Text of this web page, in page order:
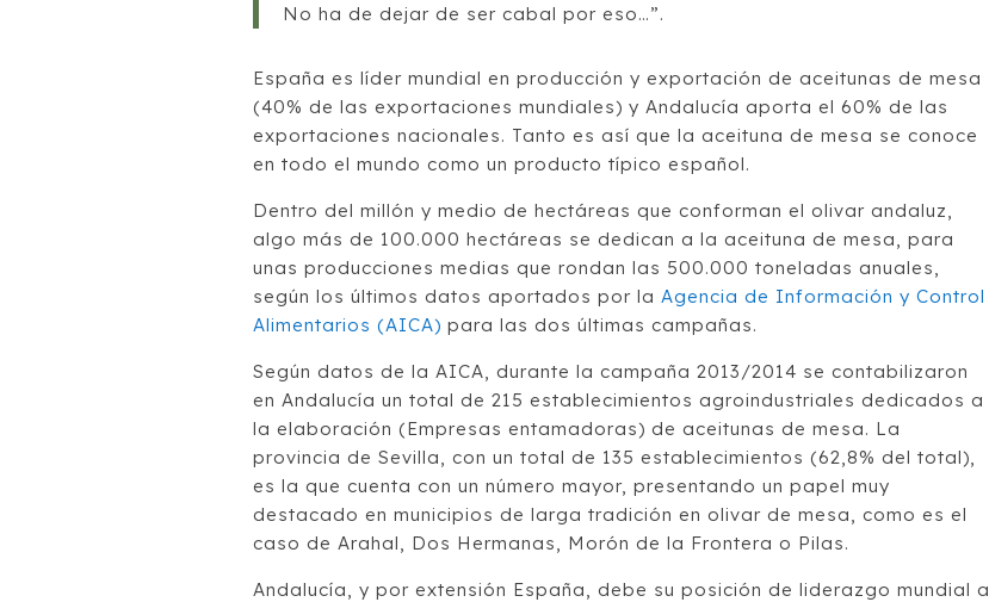
No ha de dejar de ser cabal por eso…”.
España es líder mundial en producción y exportación de aceitunas de mesa
(40% de las exportaciones mundiales) y Andalucía aporta el 60% de las
exportaciones nacionales. Tanto es así que la aceituna de mesa se conoce
en todo el mundo como un producto típico español.
Dentro del millón y medio de hectáreas que conforman el olivar andaluz,
algo más de 100.000 hectáreas se dedican a la aceituna de mesa, para
unas producciones medias que rondan las 500.000 toneladas anuales,
según los últimos datos aportados por la Agencia de Información y Control
Alimentarios (AICA) para las dos últimas campañas.
Según datos de la AICA, durante la campaña 2013/2014 se contabilizaron
en Andalucía un total de 215 establecimientos agroindustriales dedicados a
la elaboración (Empresas entamadoras) de aceitunas de mesa. La
provincia de Sevilla, con un total de 135 establecimientos (62,8% del total),
es la que cuenta con un número mayor, presentando un papel muy
destacado en municipios de larga tradición en olivar de mesa, como es el
caso de Arahal, Dos Hermanas, Morón de la Frontera o Pilas.
Andalucía, y por extensión España, debe su posición de liderazgo mundial a